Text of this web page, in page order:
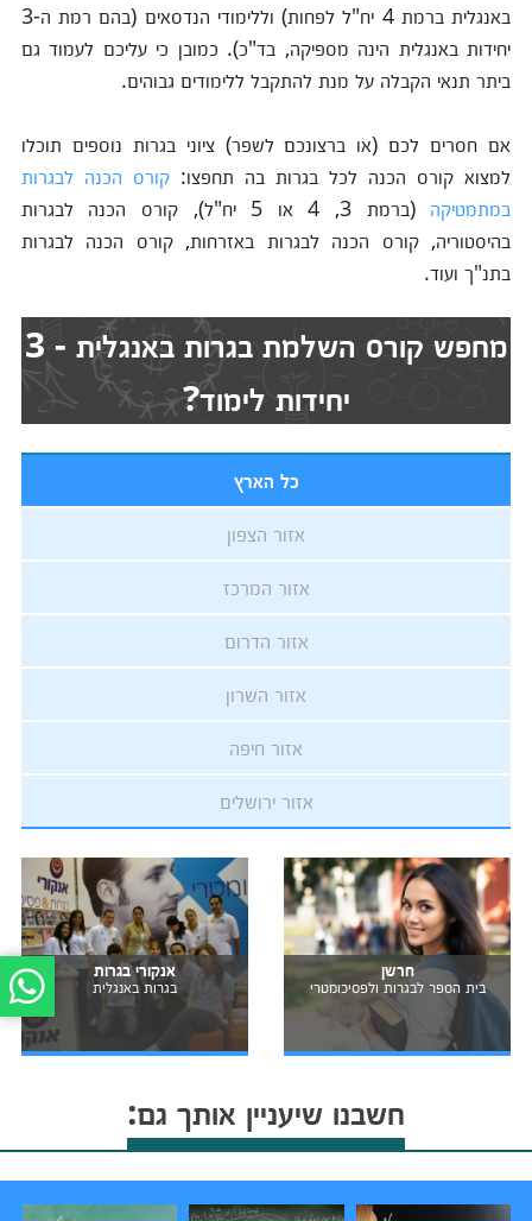
באנגלית ברמת 4 יח"ל לפחות) וללימודי הנדסאים (בהם רמת ה-3
יחידות באנגלית הינה מספיקה, בד"כ). כמובן כי עליכם לעמוד גם
ביתר תנאי הקבלה על מנת להתקבל ללימודים גבוהים.
אם חסרים לכם (או ברצונכם לשפר) ציוני בגרות נוספים תוכלו
למצוא קורס הכנה לכל בגרות בה תחפצו:קורס הכנה לבגרות
במתמטיקה
(ברמת 3, 4 או 5 יח"ל), קורס הכנה לבגרות
בהיסטוריה, קורס הכנה לבגרות באזרחות, קורס הכנה לבגרות
בתנ"ך ועוד.
מחפש קורס השלמת בגרות באנגלית - 3
יחידות לימוד?
כל הארץ
אזור הצפון
אזור המרכז
אזור הדרום
אזור השרון
אזור חיפה
אזור ירושלים
חרשן
בית הספר לבגרות ולפסיכומטרי
אנקורי בגרות
בגרות באנגלית
חשבנו שיעניין אותך גם: